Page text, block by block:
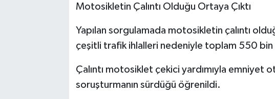
Motosikletin Çalıntı Olduğu Ortaya Çıktı
Yapılan sorgulamada motosikletin çalıntı
çeşitli trafik ihlalleri nedeniyle toplam 550 bin
Çalıntı motosiklet çekici yardımıyla emniyet
soruşturmanın sürdüğü öğrenildi.